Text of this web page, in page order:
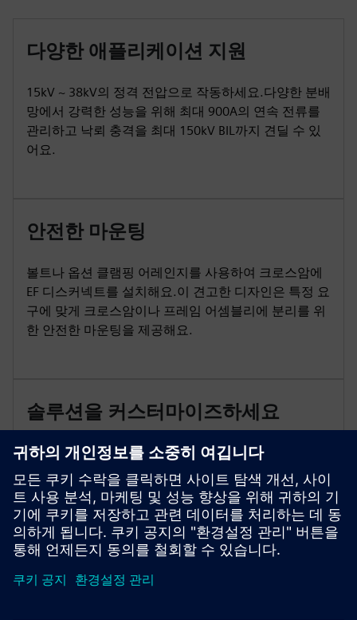
다양한 애플리케이션 지원
15kV ~ 38kV의 정격 전압으로 작동하세요.다양한 분배
망에서 강력한 성능을 위해 최대 900A의 연속 전류를
관리하고 낙뢰 충격을 최대 150kV BIL까지 견딜 수 있
어요.
안전한 마운팅
볼트나 옵션 클램핑 어레인지를 사용하여 크로스암에
EF 디스커넥트를 설치해요.이 견고한 디자인은 특정 요
구에 맞게 크로스암이나 프레임 어셈블리에 분리를 위
한 안전한 마운팅을 제공해요.
솔루션을 커스터마이즈하세요
안전한 작동을 위해 로드 브레이크 후크를 사용하세요.
신뢰성 향상을 위한 특정 애플리케이션 요구 사항을 충
족하려면 폴리머와 도자기 절연체 중 선택하세요.